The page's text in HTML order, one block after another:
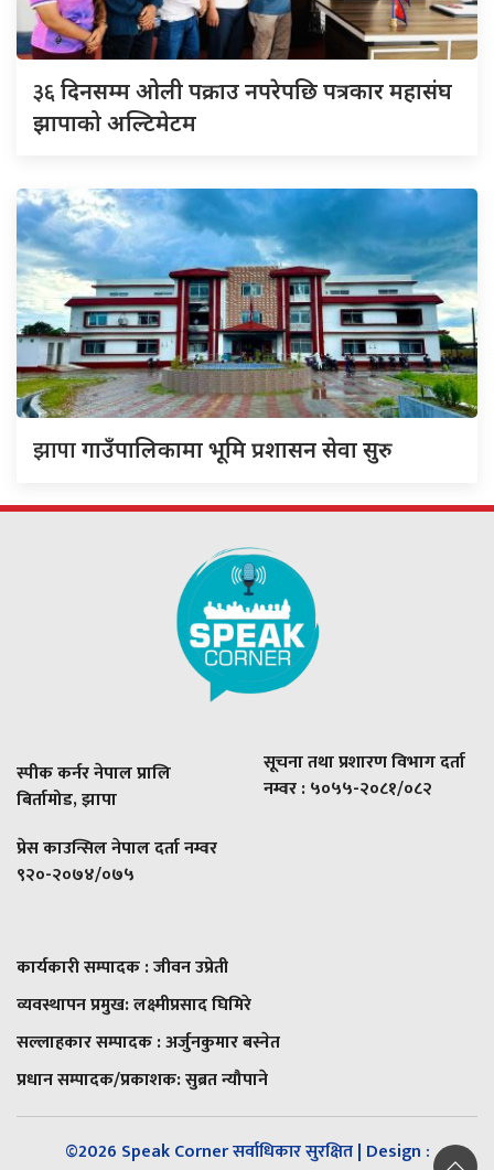
३६दिनसम्म ओली पक्राउ नपरेपछि पत्रकार महासंघ
झापाको अल्टिमेटम
झापागाउँपालिकामा भूमि प्रशासन सेवा सुरु
स्पीक कर्नर नेपाल प्रालि
बिर्तामोड, झापा
प्रेस काउन्सिल नेपाल दर्ता नम्वर
९२०-२०७४/०७५
सूचना तथा प्रशारण विभाग दर्ता
नम्वर : ५०५५-२०८१/०८२
कार्यकारी सम्पादक : जीवन उप्रेती
व्यवस्थापन प्रमुख:लक्ष्मीप्रसाद घिमिरे
सल्लाहकार सम्पादक : अर्जुनकुमार बस्नेत
प्रधान सम्पादक/प्रकाशक:सुब्रत न्यौपाने
©2026 Speak Corner सर्वाधिकार सुरक्षित | Design :